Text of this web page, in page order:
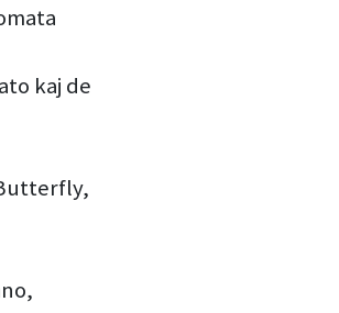
kaj de